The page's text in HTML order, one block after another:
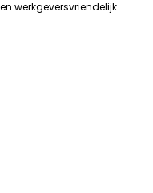
werkgeversvriendelijk